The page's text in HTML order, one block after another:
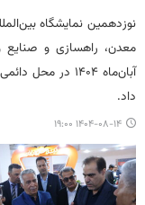
نوزدهمین نمایشگاه
آبان‌ماه ۱۴۰۴ در
داد.
۱۴۰۴-۰۸-۱۴ ۱۹:۰۰